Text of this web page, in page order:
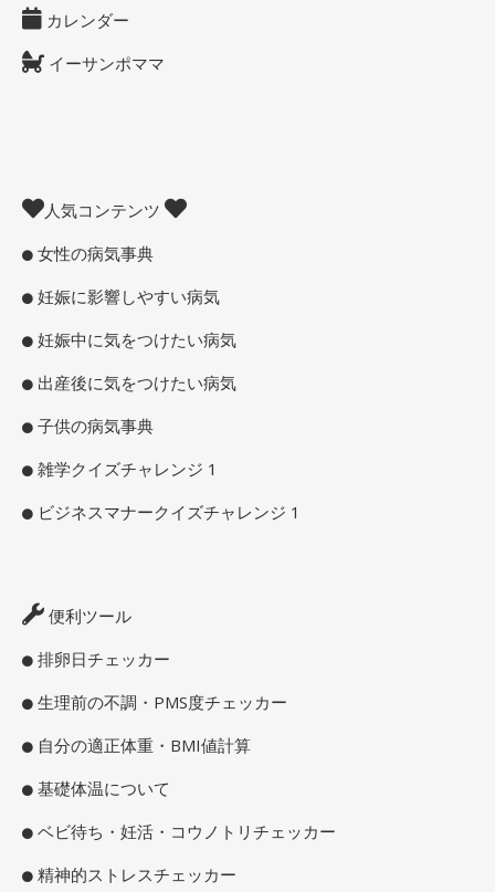
カレンダー
イーサンポママ
人気コンテンツ
女性の病気事典
妊娠に影響しやすい病気
妊娠中に気をつけたい病気
出産後に気をつけたい病気
子供の病気事典
雑学クイズチャレンジ 1
ビジネスマナークイズチャレンジ 1
便利ツール
排卵日チェッカー
生理前の不調・PMS度チェッカー
自分の適正体重・BMI値計算
基礎体温について
ベビ待ち・妊活・コウノトリチェッカー
精神的ストレスチェッカー